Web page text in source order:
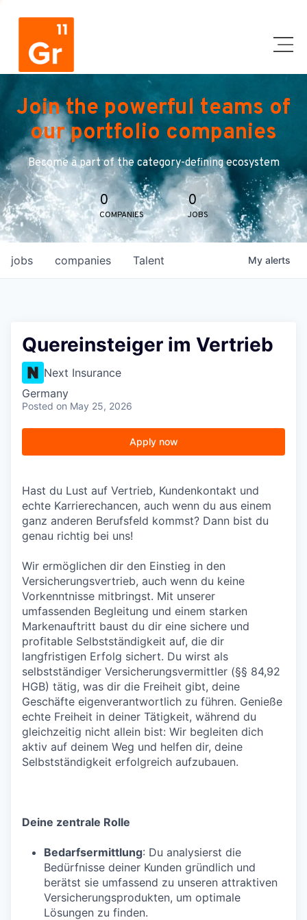
Join the powerful teams of
our portfolio companies
Become a part of the category-defining ecosystem
0
COMPANIES
0
JOBS
jobs companies Talent My alerts
Quereinsteiger im Vertrieb
Next Insurance
Germany
Posted on May 25, 2026
Apply now
Hast du Lust auf Vertrieb, Kundenkontakt und
echte Karrierechancen, auch wenn du aus einem
ganz anderen Berufsfeld kommst? Dann bist du
genau richtig bei uns!
Wir ermöglichen dir den Einstieg in den
Versicherungsvertrieb, auch wenn du keine
Vorkenntnisse mitbringst. Mit unserer
umfassenden Begleitung und einem starken
Markenauftritt baust du dir eine sichere und
profitable Selbstständigkeit auf, die dir
langfristigen Erfolg sichert. Du wirst als
selbstständiger Versicherungsvermittler (§§ 84,92
HGB) tätig, was dir die Freiheit gibt, deine
Geschäfte eigenverantwortlich zu führen. Genieße
echte Freiheit in deiner Tätigkeit, während du
gleichzeitig nicht allein bist: Wir begleiten dich
aktiv auf deinem Weg und helfen dir, deine
Selbstständigkeit erfolgreich aufzubauen.
Deine zentrale Rolle
Bedarfsermittlung: Du analysierst die
Bedürfnisse deiner Kunden gründlich und
berätst sie umfassend zu unseren attraktiven
Versicherungsprodukten, um optimale
Lösungen zu finden.